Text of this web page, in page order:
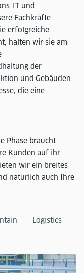
IT und
Fachkräfte
erfolgreiche
halten wir sie am
der
und Gebäuden
die eine
Phase braucht
Kunden auf ihr
wir ein breites
natürlich auch Ihre
Logistics